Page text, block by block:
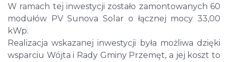
W ramach tej inwestycji zostało zamontowanych 60
modułów PV Sunova Solar o łącznej mocy 33,00
kWp.
Realizacja wskazanej inwestycji była możliwa dzięki
wsparciu Wójta i Rady Gminy Przemęt, a jej koszt to